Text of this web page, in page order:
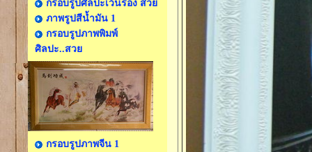
กรอบรูปศิลปะเว้นร่อง สวย
ภาพรูปสีน้ำมัน 1
กรอบรูปภาพพิมพ์
ศิลปะ..สวย
กรอบรูปภาพจีน 1